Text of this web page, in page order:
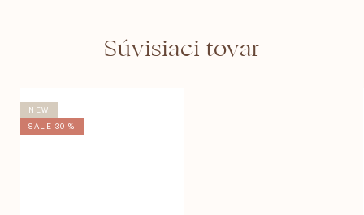
Súvisiaci tovar
NEW
SALE 30 %